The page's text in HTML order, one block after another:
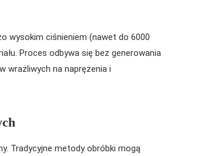
wysokim ciśnieniem (nawet do 6000
Proces odbywa się bez generowania
wrażliwych na naprężenia i
Tradycyjne metody obróbki mogą